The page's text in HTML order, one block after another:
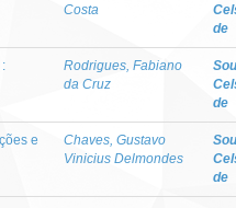
Costa
de
Rodrigues, Fabiano
da Cruz
de
e
Chaves, Gustavo
Vinicius Delmondes
de